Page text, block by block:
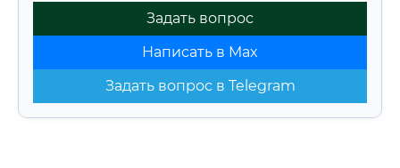
Задать вопрос
Написать в Max
Задать вопрос в Telegram